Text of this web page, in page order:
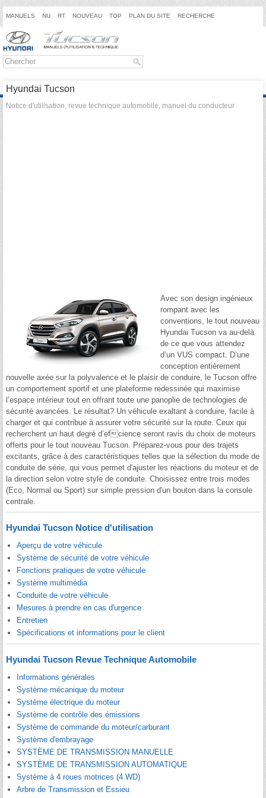
MANUELS NU RT NOUVEAU TOP PLAN DU SITE RECHERCHE
Hyundai Tucson
Notice d'utilisation, revue technique automobile, manuel du conducteur
Avec son design ingénieux
rompant avec les
conventions, le tout nouveau
Hyundai Tucson va au-delà
de ce que vous attendez
d’un VUS compact. D’une
conception entièrement
nouvelle axée sur la polyvalence et le plaisir de conduire, le Tucson offre
un comportement sportif et une plateforme redessinée qui maximise
l’espace intérieur tout en offrant toute une panoplie de technologies de
sécurité avancées. Le résultat? Un véhicule exaltant à conduire, facile à
charger et qui contribue à assurer votre sécurité sur la route. Ceux qui
recherchent un haut degré d’efcience seront ravis du choix de moteurs
offerts pour le tout nouveau Tucson. Préparez-vous pour des trajets
excitants, grâce à des caractéristiques telles que la sélection du mode de
conduite de série, qui vous permet d'ajuster les réactions du moteur et de
la direction selon votre style de conduite. Choisissez entre trois modes
(Eco, Normal ou Sport) sur simple pression d'un bouton dans la console
centrale.
Hyundai Tucson Notice d'utilisation
Aperçu de votre véhicule
Système de sécurité de votre véhicule
Fonctions pratiques de votre véhicule
Système multimédia
Conduite de votre véhicule
Mesures à prendre en cas d'urgence
Entretien
Spécifications et informations pour le client
Hyundai Tucson Revue Technique Automobile
Informations générales
Système mécanique du moteur
Système électrique du moteur
Système de contrôle des émissions
Système de commande du moteur/carburant
Système d'embrayage
SYSTÈME DE TRANSMISSION MANUELLE
SYSTÈME DE TRANSMISSION AUTOMATIQUE
Système à 4 roues motrices (4 WD)
Arbre de Transmission et Essieu